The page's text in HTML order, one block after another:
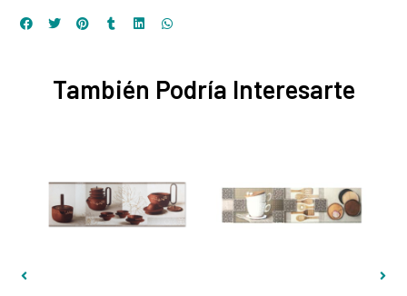
También Podría Interesarte